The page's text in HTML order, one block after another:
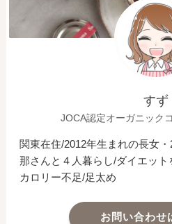
すず
JOCA認定オーガニック
関東在住/2012年生まれの長女
那さんと４人暮らし/ダイエッ
カロリー不足/足太め
お問い合わせ